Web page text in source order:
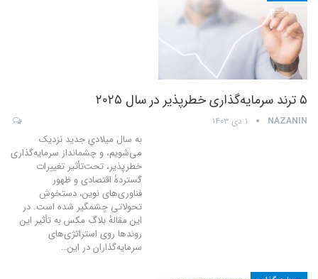
۵ ترند سرمایه‌گذاری خطرپذیر در سال ۲۰۲۵
NAZANIN ۱ دی ۱۴۰۳
به سال میلادیِ جدید نزدیک
می‌شویم، و چشمانداز سرمایه‌گذاری
خطرپذیر، تحت‌تأثیر تغییرات
گستردهٔ اقتصادی و ظهور
فناوری‌های نوین، دستخوشِ
تحولاتی چشمگیر شده است. در
این مقالهٔ بلاگ مکس به تأثیر این
روندها روی استراتژی‌های
سرمایه‌گذاران در این…